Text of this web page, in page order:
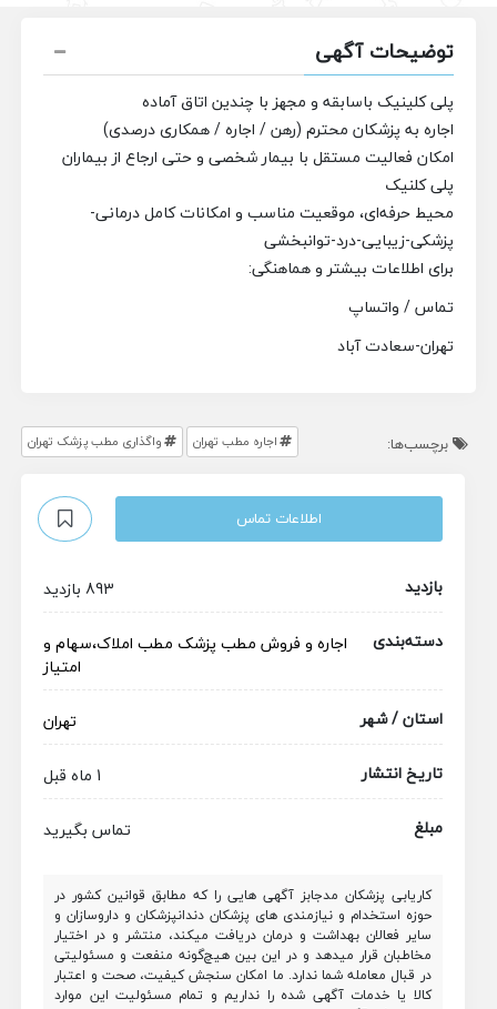
توضیحات آگهی
پلی کلینیک باسابقه و مجهز با چندین اتاق آماده
اجاره به پزشکان محترم (رهن / اجاره / همکاری درصدی)
امکان فعالیت مستقل با بیمار شخصی و حتی ارجاع از بیماران
پلی کلنیک
محیط حرفه‌ای، موقعیت مناسب و امکانات کامل درمانی-
پزشکی-زیبایی-درد-توانبخشی
برای اطلاعات بیشتر و هماهنگی:
تماس / واتساپ
تهران-سعادت آباد
برچسب‌ها: اجاره مطب تهران واگذاری مطب پزشک تهران
اطلاعات تماس
بازدید
893 بازدید
دسته‌بندی
اجاره و فروش مطب پزشک مطب املاک،سهام و
امتیاز
استان / شهر
تهران
تاریخ انتشار
1 ماه قبل
مبلغ
تماس بگیرید
کاریابی پزشکان مدجابز آگهی هایی را که مطابق قوانین کشور در
حوزه استخدام و نیازمندی های پزشکان دندانپزشکان و داروسازان و
سایر فعالان بهداشت و درمان دریافت میکند، منتشر و در اختیار
مخاطبان قرار میدهد و در این بین هیچ‌گونه منفعت و مسئولیتی
در قبال معامله شما ندارد. ما امکان سنجش کیفیت، صحت و اعتبار
کالا یا خدمات آگهی شده را نداریم و تمام مسئولیت این موارد